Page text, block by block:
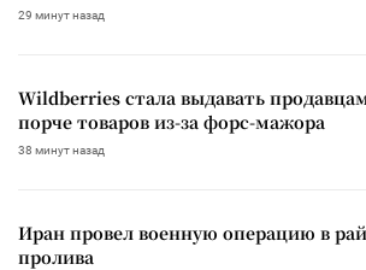
29 минут назад
Wildberries стала выдавать
порче товаров из-за форс-мажора
38 минут назад
Иран провел военную операцию в
пролива